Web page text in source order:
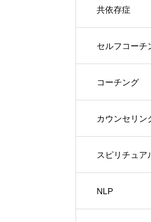
共依存症
セルフコーチ
コーチング
カウンセリン
スピリチュア
NLP